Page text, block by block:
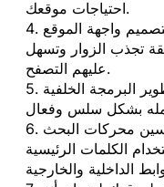
احتياجات موقعك.
4. تصميم الواجهة الأمامية: قم بتصميم واجهة الموقع
تجذب الزوار وتسهل
عليهم التصفح.
5. تطوير البرمجة والوظائف: قم بتطوير البرمجة الخلفية
6. تحسين محركات البحث (SEO): اهتم بتحسين موقعك
الكلمات الرئيسية